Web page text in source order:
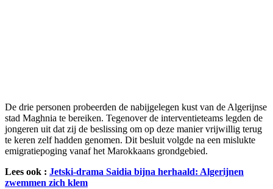
De drie personen probeerden de nabijgelegen kust van de Algerijnse
stad Maghnia te bereiken. Tegenover de interventieteams legden de
jongeren uit dat zij de beslissing om op deze manier vrijwillig terug
te keren zelf hadden genomen. Dit besluit volgde na een mislukte
emigratiepoging vanaf het Marokkaans grondgebied.
Lees ook : Jetski-drama Saidia bijna herhaald: Algerijnen
zwemmen zich klem